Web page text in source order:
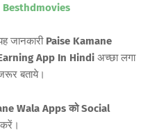
Besthdmovies
जानकारी Paise Kamane
App In Hindi अच्छा लगा
बताये।
Wala Apps को Social